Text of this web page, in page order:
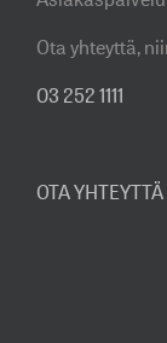
Ota yhteyttä,
03 252 1111
OTA YHTEYTTÄ